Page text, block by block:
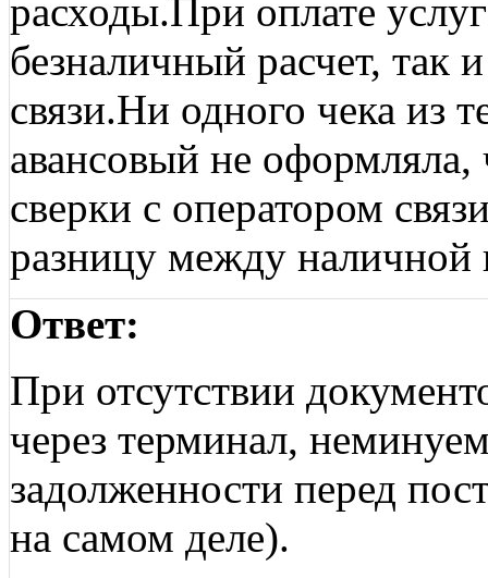
расходы.При оплате
безналичный расчет, так
связи.Ни одного чека из
авансовый не оформляла,
сверки с оператором
разницу между наличной
Ответ:
При отсутствии
через терминал,
задолженности перед
на самом деле).